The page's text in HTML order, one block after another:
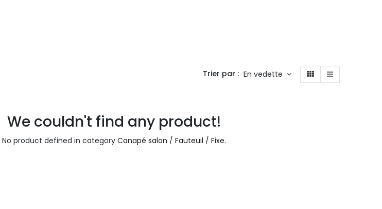
Trier par : En vedette
We couldn't find any product!
No product defined in category Canapé salon / Fauteuil / Fixe.